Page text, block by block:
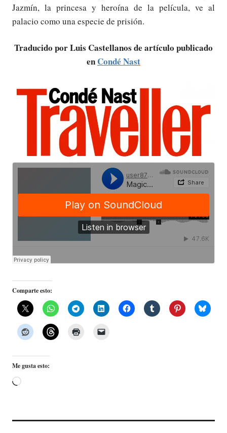
Jazmín, la princesa y heroína de la película, ve al
palacio como una especie de prisión.
Traducido por Luis Castellanos de artículo publicado
en Condé Nast
Comparte esto:
Me gusta esto:
Cargando...